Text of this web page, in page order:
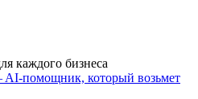
каждого бизнеса
помощник, который возьмет